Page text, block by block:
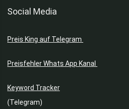
Social Media
Preis King auf Telegram
Preisfehler Whats App Kanal
Keyword Tracker
(Telegram)